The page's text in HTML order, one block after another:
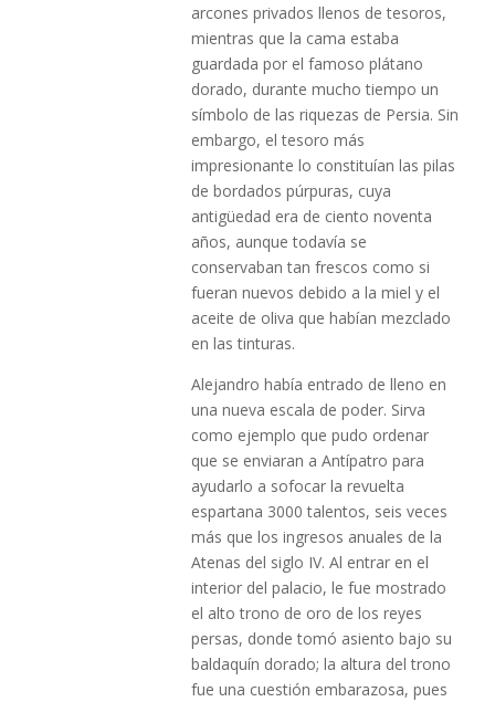
arcones privados llenos de tesoros,
mientras que la cama estaba
guardada por el famoso plátano
dorado, durante mucho tiempo un
símbolo de las riquezas de Persia. Sin
embargo, el tesoro más
impresionante lo constituían las pilas
de bordados púrpuras, cuya
antigüedad era de ciento noventa
años, aunque todavía se
conservaban tan frescos como si
fueran nuevos debido a la miel y el
aceite de oliva que habían mezclado
en las tinturas.
Alejandro había entrado de lleno en
una nueva escala de poder. Sirva
como ejemplo que pudo ordenar
que se enviaran a Antípatro para
ayudarlo a sofocar la revuelta
espartana 3000 talentos, seis veces
más que los ingresos anuales de la
Atenas del siglo IV. Al entrar en el
interior del palacio, le fue mostrado
el alto trono de oro de los reyes
persas, donde tomó asiento bajo su
baldaquín dorado; la altura del trono
fue una cuestión embarazosa, pues